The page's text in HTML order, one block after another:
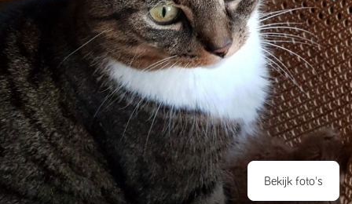
Bekijk foto's